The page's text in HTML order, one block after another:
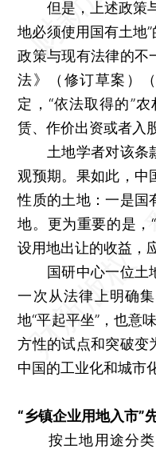
但是，上述政策与
地必须使用国有土地
政策与现有法律的不
法》（修订草案）
定，“依法取得的”
赁、作价出资或者入股
土地学者对该条
观预期。果如此，中
性质的土地：一是国
地。更为重要的是，
设用地出让的收益，
国研中心一位土
一次从法律上明确
地“平起平坐”，也意
方性的试点和突破变
中国的工业化和城市
“乡镇企业用地入市”
按土地用途分类